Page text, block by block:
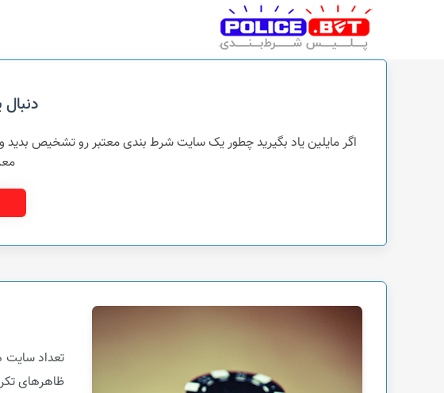
پلیس شرط بندی
اگر مایلین یاد بگیرید چطور یک سایت شرط بندی معتبر رو تشخیص
تعداد
ظاهرهای